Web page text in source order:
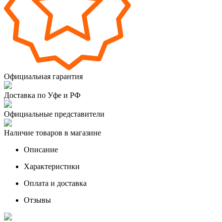
Официальная гарантия
Доставка по Уфе и РФ
Официальные представители
Наличие товаров в магазине
Описание
Характеристики
Оплата и доставка
Отзывы